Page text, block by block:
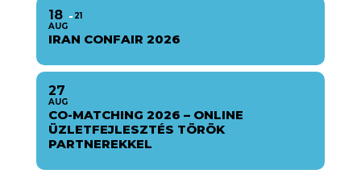
18
AUG
21
IRAN CONFAIR 2026
27
AUG
CO-MATCHING 2026 – ONLINE
ÜZLETFEJLESZTÉS TÖRÖK
PARTNEREKKEL